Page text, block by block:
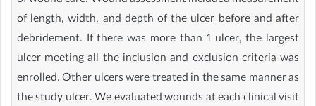
of length, width, and depth of the ulcer before and after
debridement. If there was more than 1 ulcer, the largest
ulcer meeting all the inclusion and exclusion criteria was
enrolled. Other ulcers were treated in the same manner as
the study ulcer. We evaluated wounds at each clinical visit